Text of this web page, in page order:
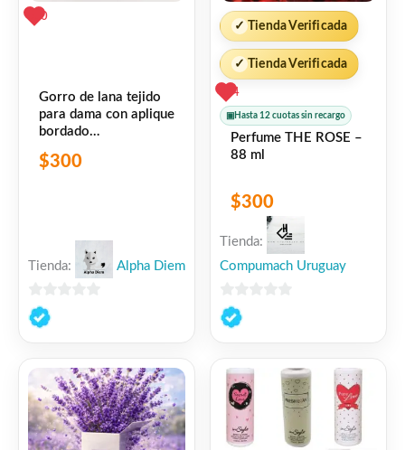
0
Gorro de lana tejido
para dama con aplique
bordado
$300
Tienda: Alpha Diem
0
de
✓ Tienda Verificada
✓ Tienda Verificada
4
▣ Hasta 12 cuotas sin recargo
Perfume THE ROSE –
88 ml
$300
Tienda:
Compumach Uruguay
0
de